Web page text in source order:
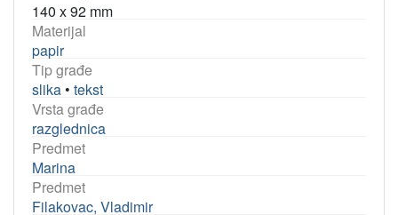
140 x 92 mm
Materijal
papir
Tip građe
slika • tekst
Vrsta građe
razglednica
Predmet
Marina
Predmet
Filakovac, Vladimir